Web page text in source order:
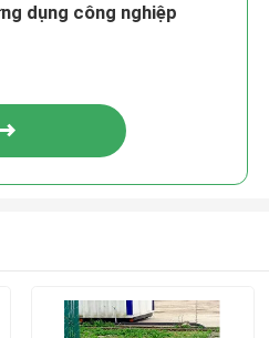
dụng công nghiệp